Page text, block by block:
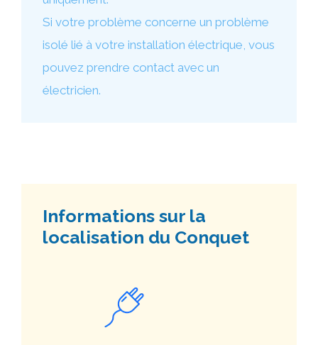
Si votre problème concerne un problème
isolé lié à votre installation électrique, vous
pouvez prendre contact avec un
électricien.
Informations sur la
localisation du Conquet